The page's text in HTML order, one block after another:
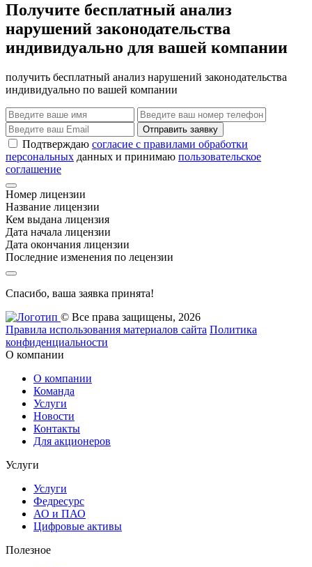
Получите бесплатный анализ
нарушений законодательства
индивидуально для вашей компании
получить бесплатный анализ нарушений законодательства
индивидуально по вашей компании
Отправить заявку
Подтверждаю согласие с правилами обработки
персональных данных и принимаю пользовательское
соглашение
Номер лицензии
Название лицензии
Кем выдана лицензия
Дата начала лицензии
Дата окончания лицензии
Последние изменения по лецензии
Спасибо, ваша заявка принята!
© Все права защищены, 2026
Правила использования материалов сайта Политика
конфиденциальности
О компании
О компании
Команда
Услуги
Новости
Контакты
Для акционеров
Услуги
Услуги
Федресурс
АО и ПАО
Цифровые активы
Полезное